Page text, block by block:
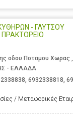
- ΓΛΥΤΣΟΥ
ΠΡΑΚΤΟΡΕΙΟ
οδου Ποταμου Χωρας
- ΕΛΛΑΔΑ
, 6932338818,
/ Μεταφορικές